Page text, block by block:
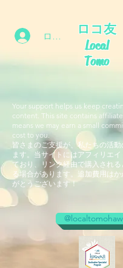
ログインロコ友
Local
Tomo
Your support helps us keep
content. This site contains
means we may earn a small
cost to you.
皆さまのご支援が、私たちの活
ます。当サイトにはアフィリエ
ており、リンク経由で購入され
る場合があります。追加費用は
がとうございます！